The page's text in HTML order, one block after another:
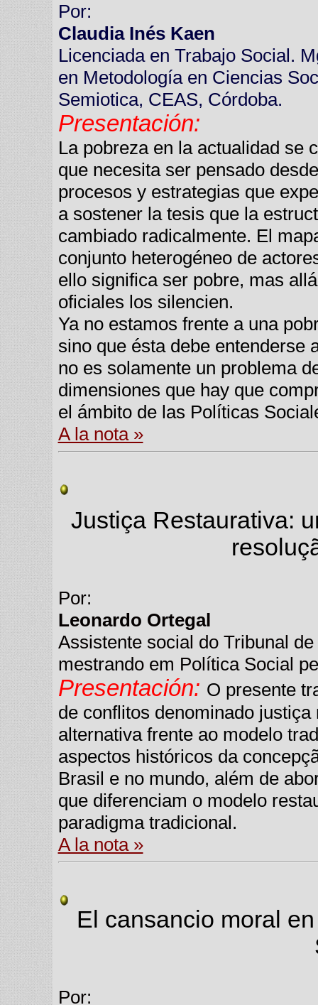
Por:
Claudia Inés Kaen
Licenciada en Trabajo Social.
en Metodología en Ciencias
Semiotica, CEAS, Córdoba.
Presentación:
La pobreza en la actualidad se
que necesita ser pensado
procesos y estrategias que
a sostener la tesis que la
cambiado radicalmente. El
conjunto heterogéneo de
ello significa ser pobre, mas
oficiales los silencien.
Ya no estamos frente a una
sino que ésta debe entenderse
no es solamente un problema
dimensiones que hay que
el ámbito de las Políticas
A la nota »
Justiça Restaurativa:
Por:
Leonardo Ortegal
Assistente social do Tribunal
mestrando em Política Social
Presentación: O presente
de conflitos denominado
alternativa frente ao modelo
aspectos históricos da
Brasil e no mundo, além de
que diferenciam o modelo
paradigma tradicional.
A la nota »
El cansancio moral
Por: